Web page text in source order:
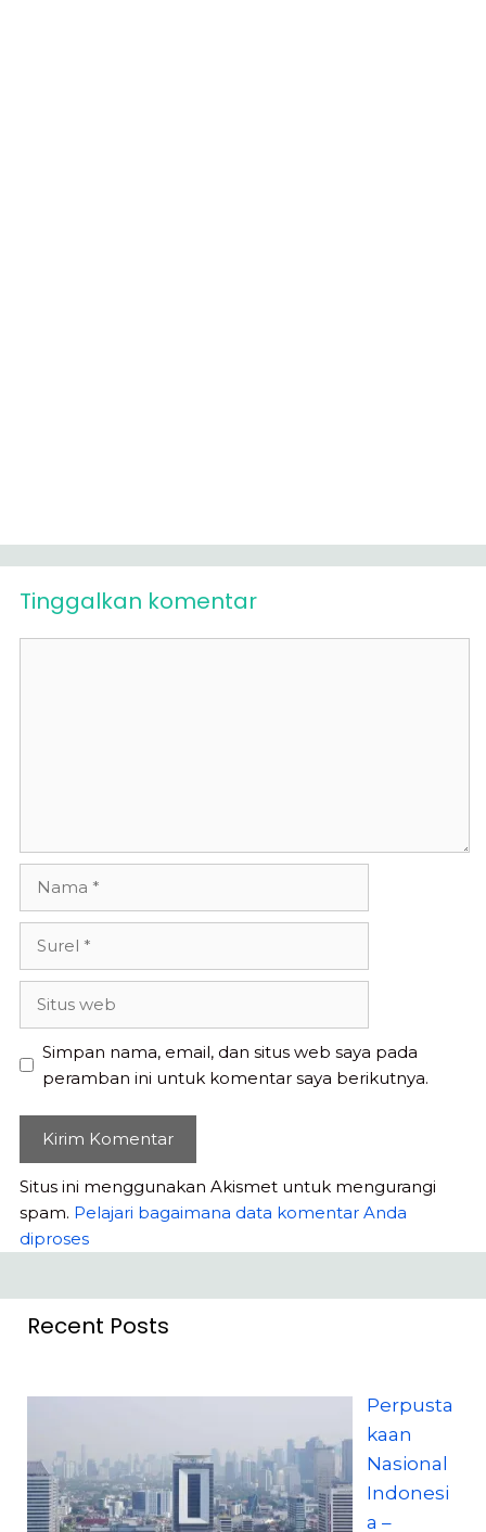
Tinggalkan komentar
Simpan nama, email, dan situs web saya pada
peramban ini untuk komentar saya berikutnya.
Situs ini menggunakan Akismet untuk mengurangi
spam. Pelajari bagaimana data komentar Anda
diproses
Recent Posts
Perpusta
kaan
Nasional
Indonesi
a –